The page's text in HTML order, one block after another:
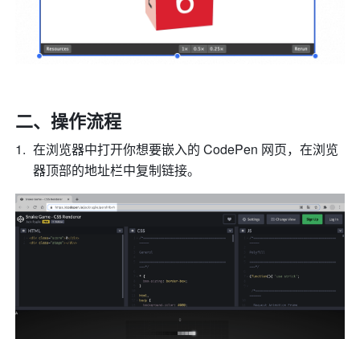
二、操作流程
在浏览器中打开你想要嵌入的 CodePen 网页，在浏览
器顶部的地址栏中复制链接。